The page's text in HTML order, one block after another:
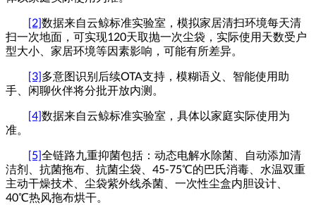
[2]数据来自云鲸标准实验室，模拟家居清扫环境每天清
扫一次地面，可实现120天取抛一次尘袋，实际使用天数受户
型大小、家居环境等因素影响，可能有所差异。
[3]多意图识别后续OTA支持，模糊语义、智能使用助
手、闲聊伙伴将分批开放内测。
[4]数据来自云鲸标准实验室，具体以家庭实际使用为
准。
[5]全链路九重抑菌包括：动态电解水除菌、自动添加清
洁剂、抗菌拖布、抗菌尘袋、 45-75℃的巴氏消毒、水温双重
主动干燥技术、尘袋紫外线杀菌、一次性尘盒内胆设计、
40℃热风拖布烘干。